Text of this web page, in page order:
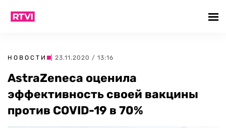
НОВОСТИ | 23.11.2020 / 13:16
AstraZeneca оценила
эффективность своей вакцины
против COVID-19 в 70%